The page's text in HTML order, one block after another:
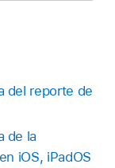
del reporte de
de la
iOS, iPadOS